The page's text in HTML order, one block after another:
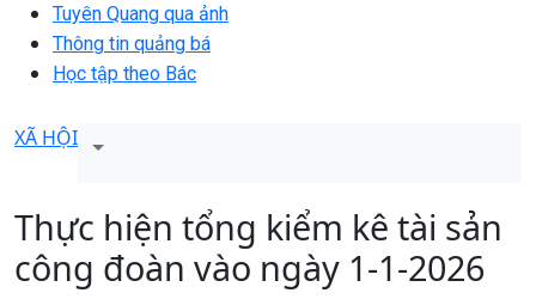
Tuyên Quang qua ảnh
Thông tin quảng bá
Học tập theo Bác
XÃ HỘI
Thực hiện tổng kiểm kê tài sản
công đoàn vào ngày 1-1-2026